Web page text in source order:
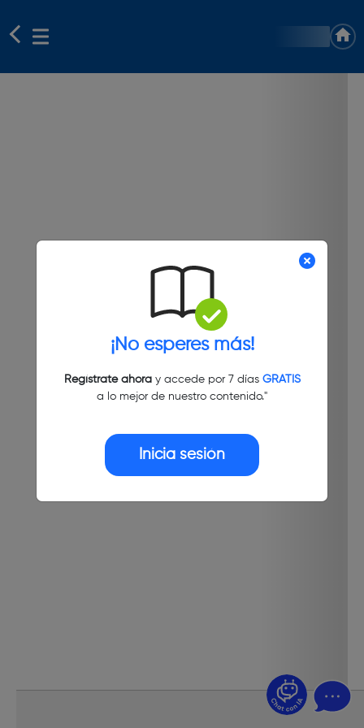
¡No esperes más!
Regístrate ahoray accede por 7 días GRATIS
a lo mejor de nuestro contenido."
Inicia sesión